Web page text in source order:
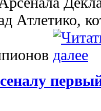
Атлетико,